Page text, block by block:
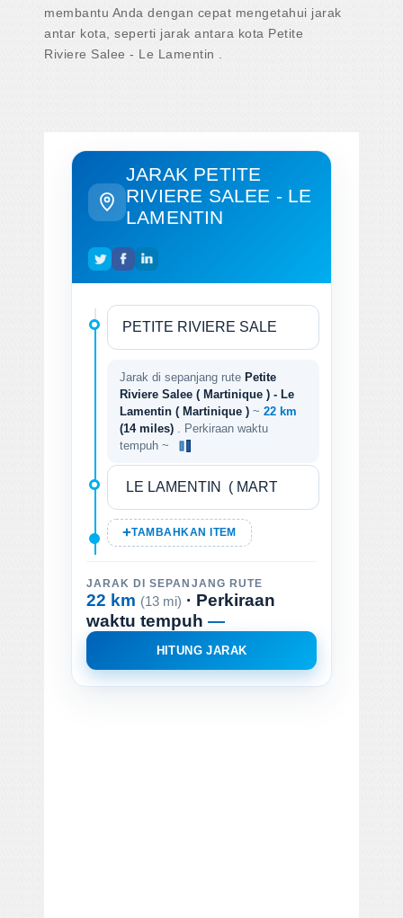
membantu Anda dengan cepat mengetahui jarak
antar kota, seperti jarak antara kota Petite
Riviere Salee - Le Lamentin .
JARAK PETITE
RIVIERE SALEE - LE
LAMENTIN
Jarak di sepanjang rute Petite
Riviere Salee ( Martinique ) - Le
Lamentin ( Martinique ) ~ 22 km
(14 miles)
. Perkiraan waktu
tempuh ~
TAMBAHKAN ITEM
JARAK DI SEPANJANG RUTE
22 km (13 mi) · Perkiraan
waktu tempuh —
HITUNG JARAK